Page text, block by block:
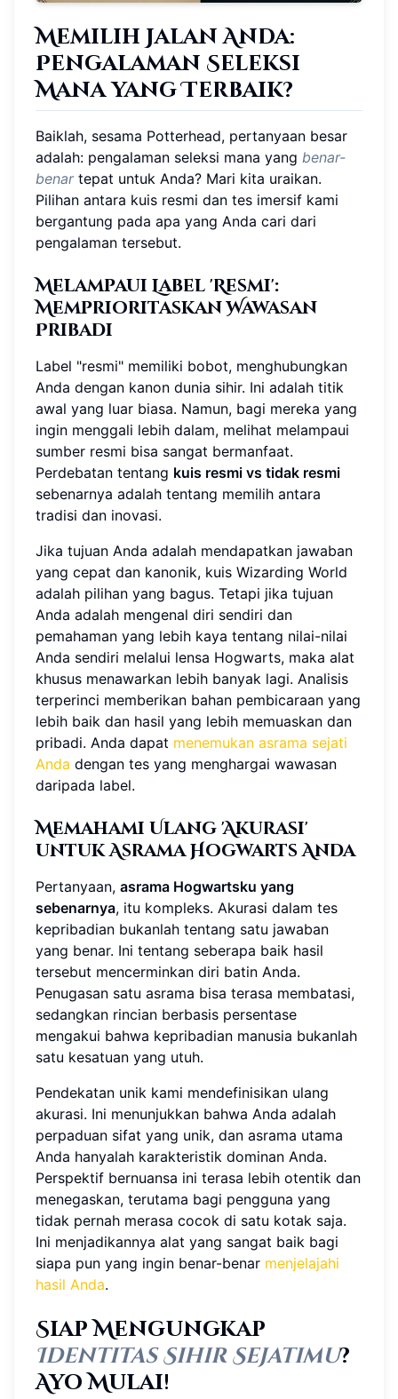
Memilih Jalan Anda:
Pengalaman Seleksi
Mana yang Terbaik?
Baiklah, sesama Potterhead, pertanyaan besar
adalah: pengalaman seleksi mana yang benar-
benartepat untuk Anda? Mari kita uraikan.
Pilihan antara kuis resmi dan tes imersif kami
bergantung pada apa yang Anda cari dari
pengalaman tersebut.
Melampaui Label 'Resmi':
Memprioritaskan Wawasan
Pribadi
Label "resmi" memiliki bobot, menghubungkan
Anda dengan kanon dunia sihir. Ini adalah titik
awal yang luar biasa. Namun, bagi mereka yang
ingin menggali lebih dalam, melihat melampaui
sumber resmi bisa sangat bermanfaat.
Perdebatan tentang kuis resmi vs tidak resmi
sebenarnya adalah tentang memilih antara
tradisi dan inovasi.
Jika tujuan Anda adalah mendapatkan jawaban
yang cepat dan kanonik, kuis Wizarding World
adalah pilihan yang bagus. Tetapi jika tujuan
Anda adalah mengenal diri sendiri dan
pemahaman yang lebih kaya tentang nilai-nilai
Anda sendiri melalui lensa Hogwarts, maka alat
khusus menawarkan lebih banyak lagi. Analisis
terperinci memberikan bahan pembicaraan yang
lebih baik dan hasil yang lebih memuaskan dan
pribadi. Anda dapat menemukan asrama sejati
Anda dengan tes yang menghargai wawasan
daripada label.
Memahami Ulang 'Akurasi'
untuk Asrama Hogwarts Anda
Pertanyaan, asrama Hogwartsku yang
sebenarnya, itu kompleks. Akurasi dalam tes
kepribadian bukanlah tentang satu jawaban
yang benar. Ini tentang seberapa baik hasil
tersebut mencerminkan diri batin Anda.
Penugasan satu asrama bisa terasa membatasi,
sedangkan rincian berbasis persentase
mengakui bahwa kepribadian manusia bukanlah
satu kesatuan yang utuh.
Pendekatan unik kami mendefinisikan ulang
akurasi. Ini menunjukkan bahwa Anda adalah
perpaduan sifat yang unik, dan asrama utama
Anda hanyalah karakteristik dominan Anda.
Perspektif bernuansa ini terasa lebih otentik dan
menegaskan, terutama bagi pengguna yang
tidak pernah merasa cocok di satu kotak saja.
Ini menjadikannya alat yang sangat baik bagi
siapa pun yang ingin benar-benar menjelajahi
hasil Anda.
Siap Mengungkap
Identitas Sihir Sejatimu?
Ayo Mulai!